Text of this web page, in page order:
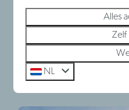
Alles
Zelf
NL